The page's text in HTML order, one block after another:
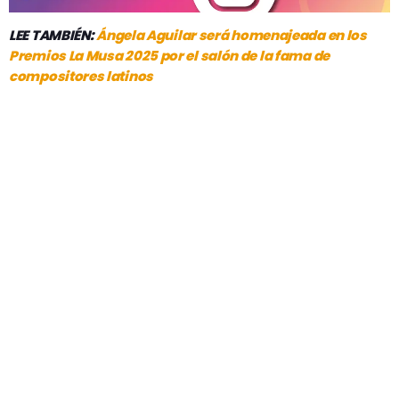
LEE TAMBIÉN:Ángela Aguilar será homenajeada en los
Premios La Musa 2025 por el salón de la fama de
compositores latinos